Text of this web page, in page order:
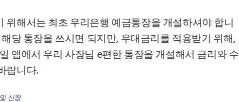
위해서는 최초 우리은행 예금통장을 개설하셔야 합니
당 통장을 쓰시면 되지만, 우대금리를 적용받기 위해,
앱에서 우리 사장님 e편한 통장을 개설해서 금리와 수
랍니다.
신청